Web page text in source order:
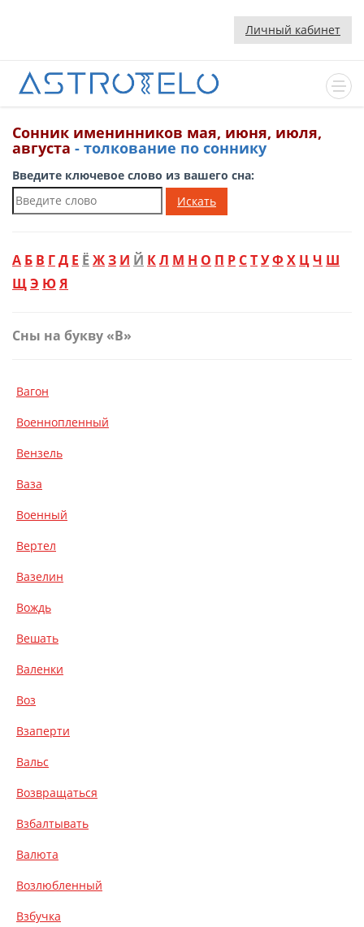
Личный кабинет
Сонник именинников мая, июня, июля,
августа - толкование по соннику
Введите ключевое слово из вашего сна:
Искать
А Б В ГД Е Ё ЖЗ И Й КЛ М Н О П Р СТУФ Х ЦЧ Ш
ЩЭ ЮЯ
Сны на букву «В»
Вагон
Военнопленный
Вензель
Ваза
Военный
Вертел
Вазелин
Вождь
Вешать
Валенки
Воз
Взаперти
Вальс
Возвращаться
Взбалтывать
Валюта
Возлюбленный
Взбучка